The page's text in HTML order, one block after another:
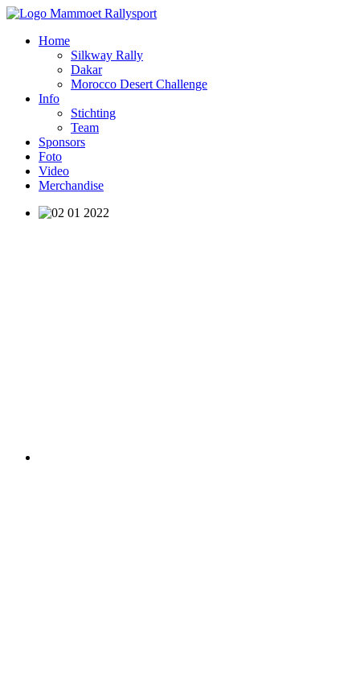
Home
Silkway Rally
Dakar
Morocco Desert Challenge
Info
Stichting
Team
Sponsors
Foto
Video
Merchandise